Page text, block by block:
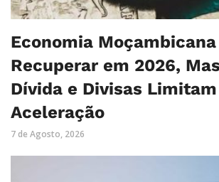
Economia
Recuperar em 2026,
Dívida e Divisas Limitam
Aceleração
7 de Agosto, 2026